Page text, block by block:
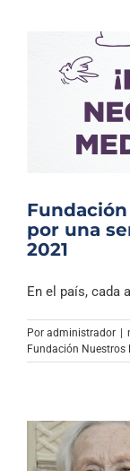
por una
2021
En el país, cada
Por administrador |
Fundación Nuestros